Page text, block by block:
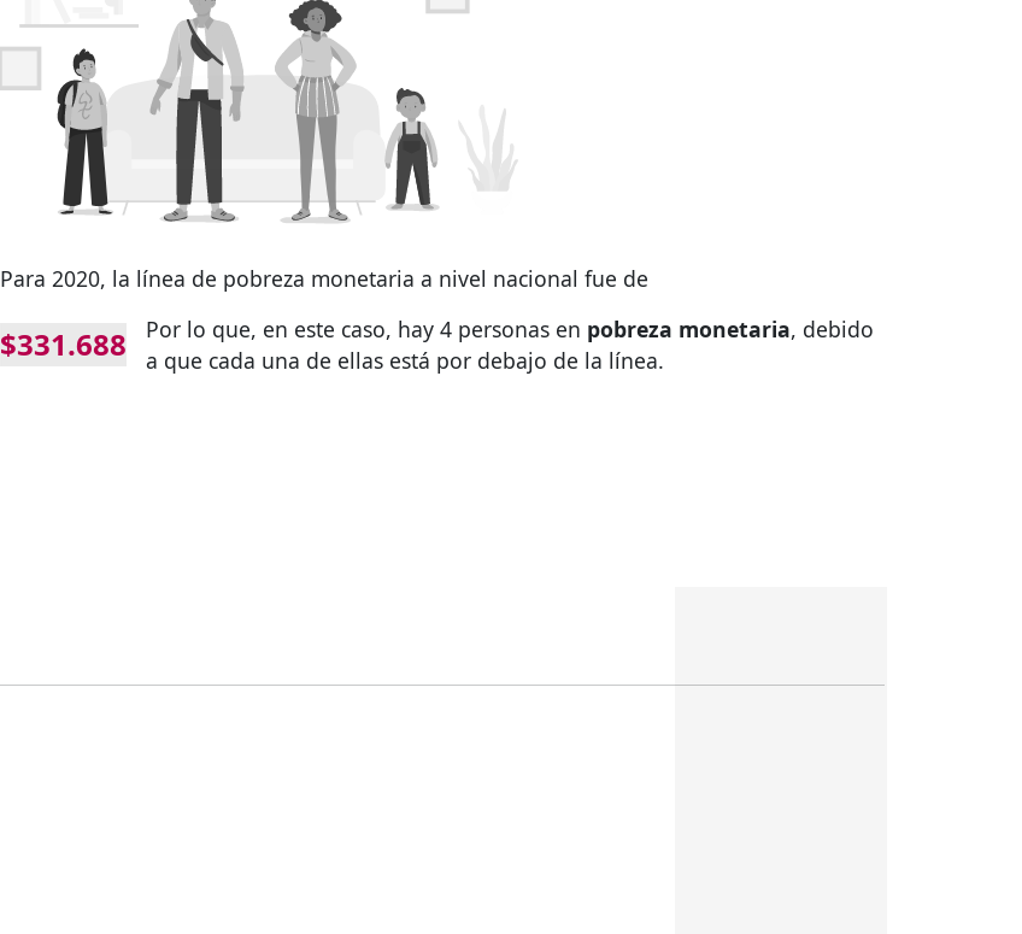
Para 2020, la línea de pobreza monetaria a nivel nacional fue de
$331.688 Por lo que, en este caso, hay 4 personas en pobreza monetaria, debido
a que cada una de ellas está por debajo de la línea.